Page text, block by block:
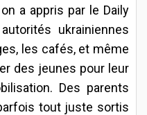
a appris par le Daily
ukrainiennes
les cafés, et même
des jeunes pour leur
Des parents
tout juste sortis